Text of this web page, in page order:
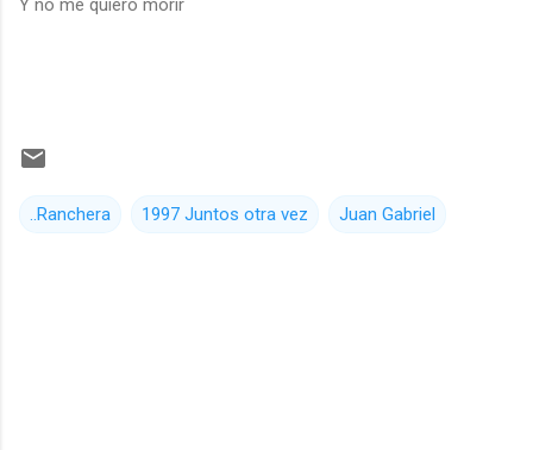
..Ranchera 1997 Juntos otra vez Juan Gabriel